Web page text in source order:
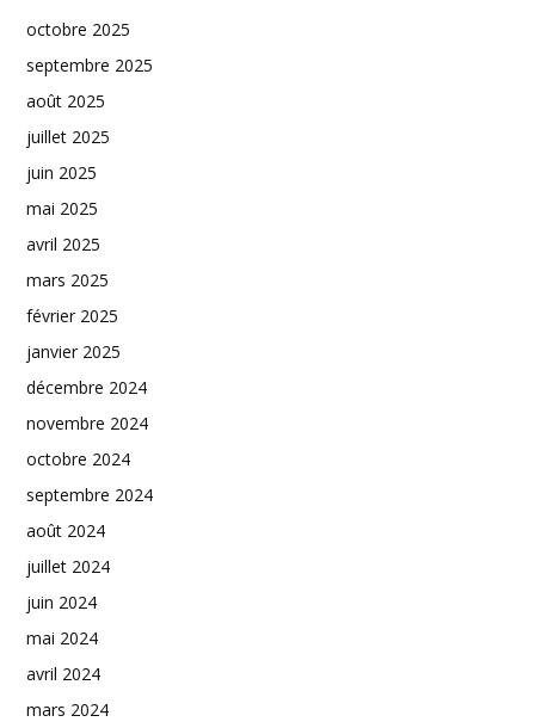
octobre 2025
septembre 2025
août 2025
juillet 2025
juin 2025
mai 2025
avril 2025
mars 2025
février 2025
janvier 2025
décembre 2024
novembre 2024
octobre 2024
septembre 2024
août 2024
juillet 2024
juin 2024
mai 2024
avril 2024
mars 2024